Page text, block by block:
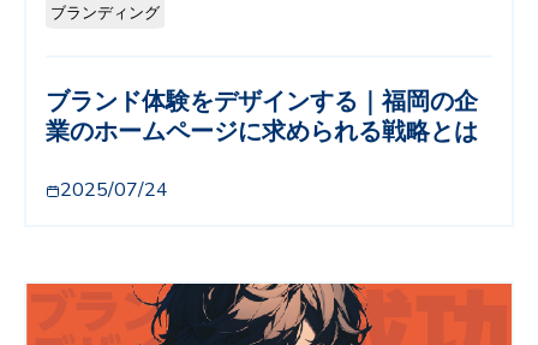
ブランディング
ブランド体験をデザインする｜福岡の企
業のホームページに求められる戦略とは
2025/07/24